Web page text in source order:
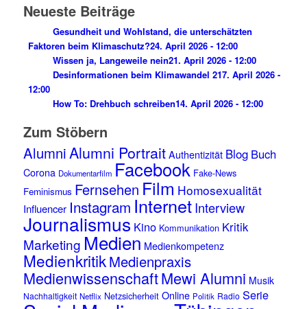
Neueste Beiträge
Gesundheit und Wohlstand, die unterschätzten
Faktoren beim Klimaschutz?24. April 2026 - 12:00
Wissen ja, Langeweile nein21. April 2026 - 12:00
Desinformationen beim Klimawandel 217. April 2026 -
12:00
How To: Drehbuch schreiben14. April 2026 - 12:00
Zum Stöbern
AlumniAlumni Portrait Authentizität Blog Buch
Corona Dokumentarfilm Facebook Fake-News
Feminismus Fernsehen Film Homosexualität
Influencer Instagram Internet Interview
Journalismus Kino Kommunikation Kritik
Marketing Medien Medienkompetenz
MedienkritikMedienpraxis
MedienwissenschaftMewi Alumni Musik
Nachhaltigkeit Netflix Netzsicherheit Online Politik Radio Serie